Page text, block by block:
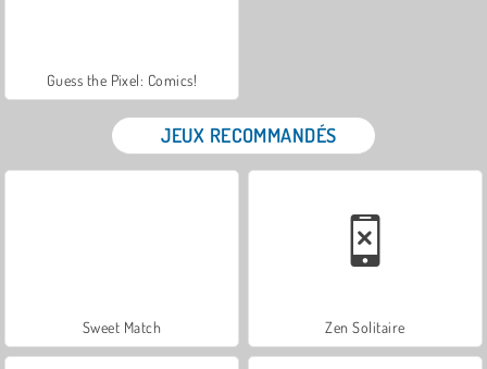
Guess the Pixel: Comics!
JEUX RECOMMANDÉS
Sweet Match Zen Solitaire